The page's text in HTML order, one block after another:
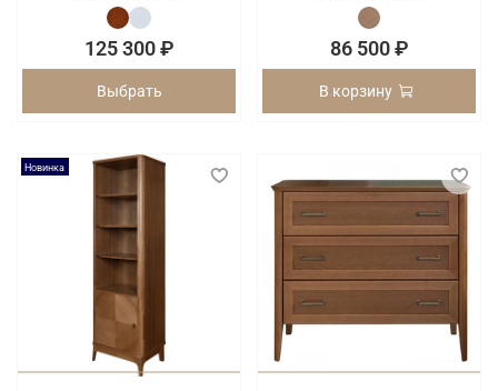
125 300 ₽
Выбрать
86 500 ₽
В корзину
Новинка